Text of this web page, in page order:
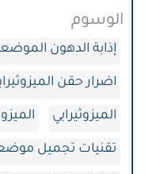
الوسوم
إذابة الدهون
اضرار حقن
الميزوثيرابي
تقنيات تجميل